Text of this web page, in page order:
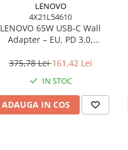
LENOVO
4X21L54610
LENOVO 65W USB‑C Wall
Adapter – EU, PD 3.0,
375,78 Lei161,42 Lei
IN STOC
ADAUGA IN COS